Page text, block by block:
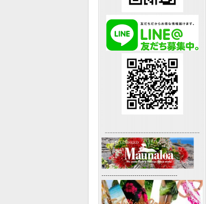
-------------------------------------
-------------------------------------